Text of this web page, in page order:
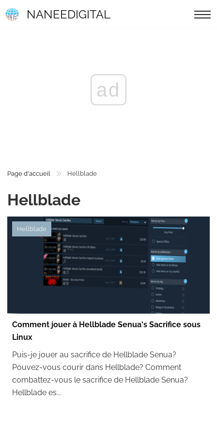
NANEEDIGITAL
ad
Page d'accueil Hellblade
Hellblade
Hellblade
Comment jouer à Hellblade Senua's Sacrifice sous
Linux
Puis-je jouer au sacrifice de Hellblade Senua?
Pouvez-vous courir dans Hellblade? Comment
combattez-vous le sacrifice de Hellblade Senua?
Hellblade es...